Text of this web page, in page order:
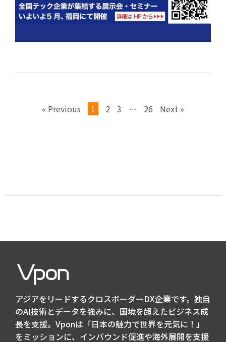
« Previous 1 2 3 … 26 Next »
アジアをリードするクロスボーダーDX企業です。独自
のAI技術とデータを強みに、国境を超えたビジネス成
長を支援。Vponは「日本の魅力で世界を元気に！」
をミッションに、インバウンド促進や海外展開を支援